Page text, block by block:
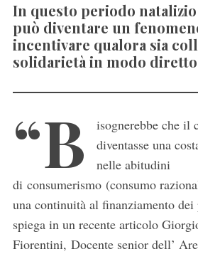
In questo periodo
può diventare un
incentivare qualora sia
solidarietà in modo
“B
isognerebbe che il
diventasse una
nelle abitudini
di consumerismo (consumo
una continuità al finanziamento
spiega in un recente articolo
Fiorentini, Docente senior dell’